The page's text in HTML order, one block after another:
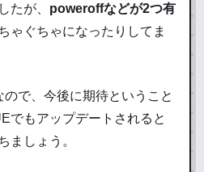
たが、 poweroffなどが2つ有
ゃぐちゃになったりしてま
で、今後に期待ということ
でもアップデートされると
ましょう。